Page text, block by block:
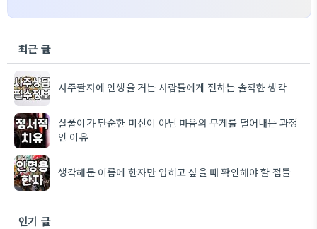
최근 글
사주팔자에 인생을 거는 사람들에게 전하는 솔직한 생각
살풀이가 단순한 미신이 아닌 마음의 무게를 덜어내는 과정
인 이유
생각해둔 이름에 한자만 입히고 싶을 때 확인해야 할 점들
인기 글